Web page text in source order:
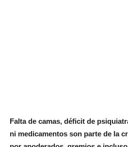
Falta de camas, déficit de
ni medicamentos son parte de la